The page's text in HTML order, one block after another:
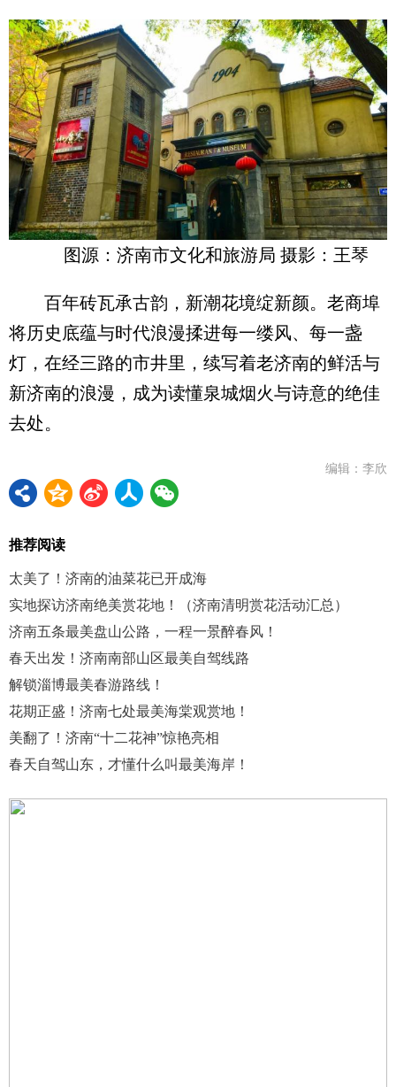
图源：济南市文化和旅游局 摄影：王琴
百年砖瓦承古韵，新潮花境绽新颜。老商埠
将历史底蕴与时代浪漫揉进每一缕风、每一盏
灯，在经三路的市井里，续写着老济南的鲜活与
新济南的浪漫，成为读懂泉城烟火与诗意的绝佳
去处。
编辑：李欣
推荐阅读
太美了！济南的油菜花已开成海
实地探访济南绝美赏花地！（济南清明赏花活动汇总）
济南五条最美盘山公路，一程一景醉春风！
春天出发！济南南部山区最美自驾线路
解锁淄博最美春游路线！
花期正盛！济南七处最美海棠观赏地！
美翻了！济南“十二花神”惊艳亮相
春天自驾山东，才懂什么叫最美海岸！